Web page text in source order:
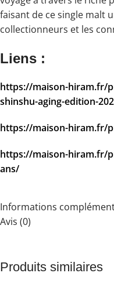
faisant de ce single malt
collectionneurs et les
Liens :
https://maison-hiram.fr/
shinshu-aging-edition-
https://maison-hiram.fr/
https://maison-hiram.fr/
ans/
Informations
Avis (0)
Produits similaires